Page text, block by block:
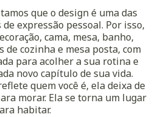
que o design é uma das
expressão pessoal. Por isso,
cama, mesa, banho,
cozinha e mesa posta, com
para acolher a sua rotina e
novo capítulo de sua vida.
quem você é, ela deixa de
morar. Ela se torna um lugar
habitar.